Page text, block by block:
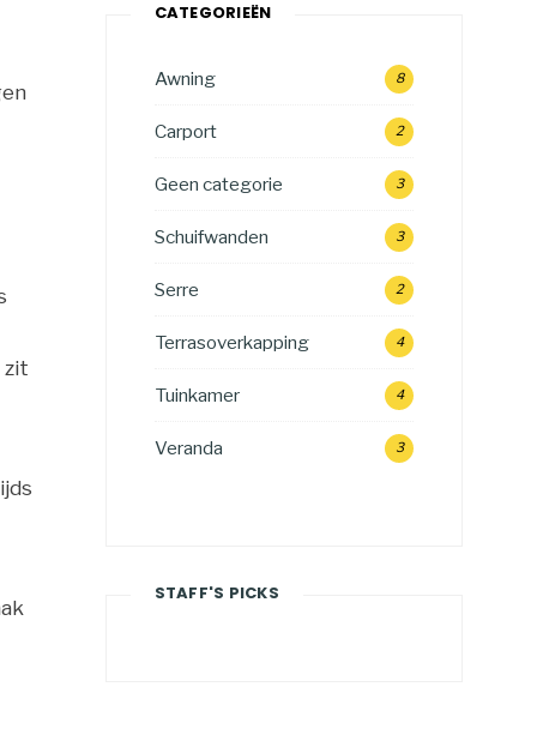
zit
CATEGORIEËN
Awning 8
Carport 2
Geen categorie 3
Schuifwanden 3
Serre 2
Terrasoverkapping 4
Tuinkamer 4
Veranda 3
STAFF'S PICKS